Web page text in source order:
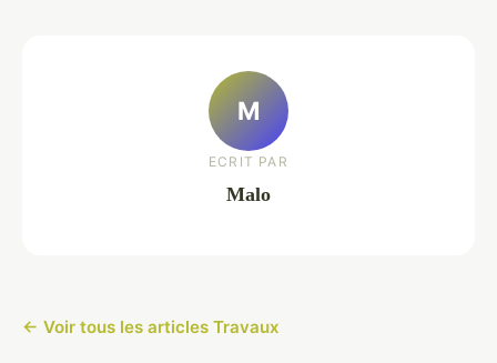
M
ECRIT PAR
Malo
← Voir tous les articles Travaux